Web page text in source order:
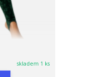
skladem 1 ks